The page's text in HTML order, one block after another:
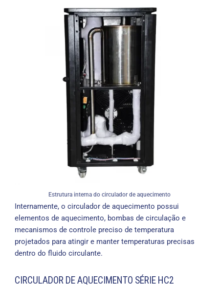
Estrutura interna do circulador de aquecimento
Internamente, o circulador de aquecimento possui
elementos de aquecimento, bombas de circulação e
mecanismos de controle preciso de temperatura
projetados para atingir e manter temperaturas precisas
dentro do fluido circulante.
CIRCULADOR DE AQUECIMENTO SÉRIE HC2